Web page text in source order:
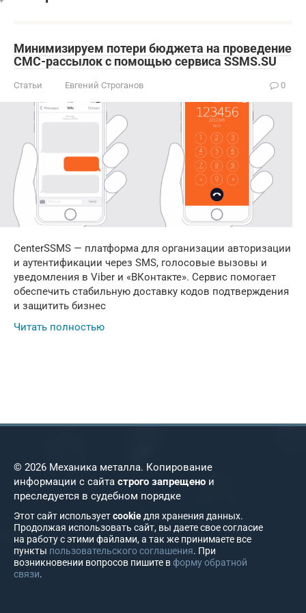
Минимизируем потери бюджета на проведение
СМС-рассылок с помощью сервиса SSMS.SU
Статьи Евгений Строганов 0
CenterSSMS — платформа для организации авторизации
и аутентификации через SMS, голосовые вызовы и
уведомления в Viber и «ВКонтакте». Сервис помогает
обеспечить стабильную доставку кодов подтверждения
и защитить бизнес
Читать полностью
© 2026 Механика металла. Копирование
информации с сайта строго запрещено и
преследуется в судебном порядке
Этот сайт используетcookieдля хранения данных.
Продолжая использовать сайт, вы даете свое согласие
на работу с этими файлами, а так же принимаете все
пункты пользовательского соглашения. При
возникновении вопросов пишите вформу обратной
связи.